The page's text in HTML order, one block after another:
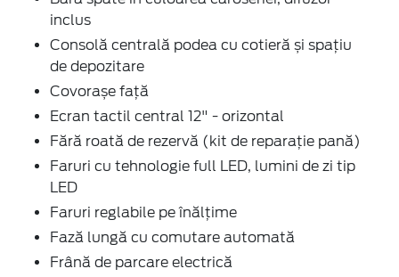
inclus
Consolă centrală podea cu cotieră și spațiu
de depozitare
Covorașe față
Ecran tactil central 12" - orizontal
Fără roată de rezervă (kit de reparație pană)
Faruri cu tehnologie full LED, lumini de zi tip
LED
Faruri reglabile pe înălțime
Fază lungă cu comutare automată
Frână de parcare electrică